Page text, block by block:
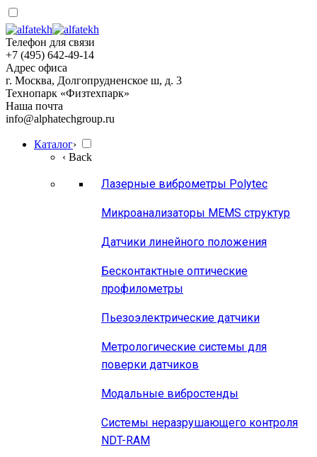
Телефон для связи
+7 (495) 642-49-14
Адрес офиса
г. Москва, Долгопрудненское ш, д. 3
Технопарк «Физтехпарк»
Наша почта
info@alphatechgroup.ru
Каталог›
‹ Back
Лазерные виброметры Polytec
Микроанализаторы MEMS структур
Датчики линейного положения
Бесконтактные оптические
профилометры
Пьезоэлектрические датчики
Метрологические системы для
поверки датчиков
Модальные вибростенды
Системы неразрушающего контроля
NDT-RAM